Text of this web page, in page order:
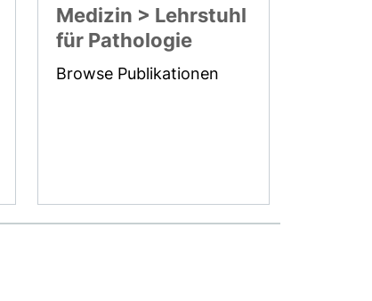
Medizin > Lehrstuhl
für Pathologie
Browse Publikationen